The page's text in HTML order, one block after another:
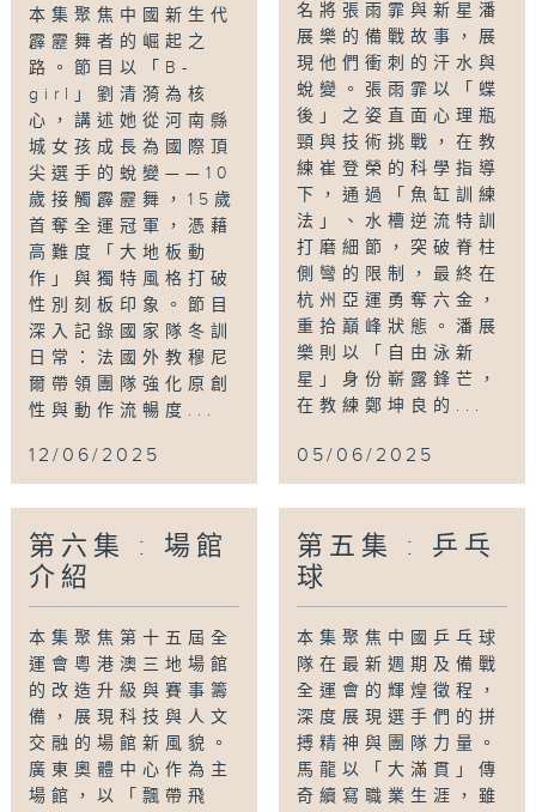
本集聚焦中國新生代
霹靂舞者的崛起之
路。節目以「B-
girl」劉清漪為核
心，講述她從河南縣
城女孩成長為國際頂
尖選手的蛻變——10
歲接觸霹靂舞，15歲
首奪全運冠軍，憑藉
高難度「大地板動
作」與獨特風格打破
性別刻板印象。節目
深入記錄國家隊冬訓
日常：法國外教穆尼
爾帶領團隊強化原創
性與動作流暢度...
12/06/2025
名將張雨霏與新星潘
展樂的備戰故事，展
現他們衝刺的汗水與
蛻變。張雨霏以「蝶
後」之姿直面心理瓶
頸與技術挑戰，在教
練崔登榮的科學指導
下，通過「魚缸訓練
法」、水槽逆流特訓
打磨細節，突破脊柱
側彎的限制，最終在
杭州亞運勇奪六金，
重拾巔峰狀態。潘展
樂則以「自由泳新
星」身份嶄露鋒芒，
在教練鄭坤良的...
05/06/2025
第六集 : 場館
介紹
本集聚焦第十五屆全
運會粵港澳三地場館
的改造升級與賽事籌
備，展現科技與人文
交融的場館新風貌。
廣東奧體中心作為主
場館，以「飄帶飛
第五集 : 乒乓
球
本集聚焦中國乒乓球
隊在最新週期及備戰
全運會的輝煌徵程，
深度展現選手們的拼
搏精神與團隊力量。
馬龍以「大滿貫」傳
奇續寫職業生涯，雖